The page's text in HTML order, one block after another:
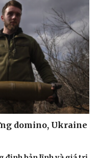
domino, Ukraine